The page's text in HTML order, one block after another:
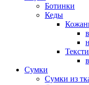
Ботинки
Кеды
Сумки
Сумки из